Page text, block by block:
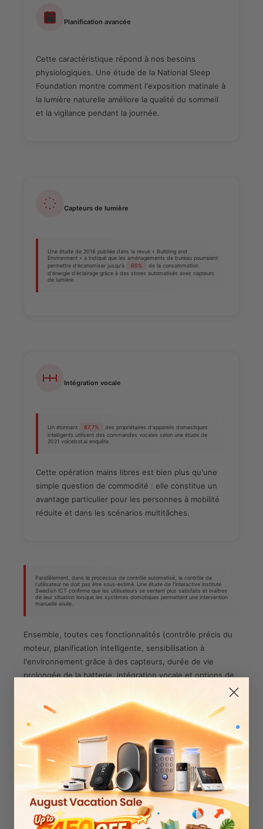
Planification avancée
Cette caractéristique répond à nos besoins
physiologiques. Une étude de la National Sleep
Foundation montre comment l'exposition matinale à
la lumière naturelle améliore la qualité du sommeil
et la vigilance pendant la journée.
Capteurs de lumière
Une étude de 2018 publiée dans la revue « Building and
Environment » a indiqué que les aménagements de bureau pourraient
permettre d'économiser jusqu'à
60%
de la consommation
d'énergie d'éclairage grâce à des stores automatisés avec capteurs
de lumière.
Intégration vocale
Un étonnant 87,7%
des propriétaires d'appareils domestiques
intelligents utilisent des commandes vocales selon une étude de
2021 voicebot.ai enquête.
Cette opération mains libres est bien plus qu'une
simple question de commodité : elle constitue un
avantage particulier pour les personnes à mobilité
réduite et dans les scénarios multitâches.
Parallèlement, dans le processus de contrôle automatisé, le contrôle de
l'utilisateur ne doit pas être sous-estimé. Une étude de l'Interactive Institute
Swedish ICT confirme que les utilisateurs se sentent plus satisfaits et maîtres
de leur situation lorsque les systèmes domotiques permettent une intervention
manuelle aisée.
Ensemble, toutes ces fonctionnalités (contrôle précis du
moteur, planification intelligente, sensibilisation à
l'environnement grâce à des capteurs, durée de vie
prolongée de la batterie, intégration vocale et options de
traitements de fenêtre véritablement intelligents et
réactifs.Il ne s’agit pas seulement d’un choix de décoration
intérieure, mais d’un investissement dans un espace de
vie plus confortable, plus efficace et plus adaptable.
Test des stores intelligents SwitchBot :
avantages, inconvénients et retours d'expérience